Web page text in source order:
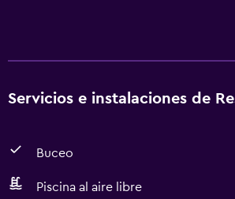
Servicios e instalaciones de
Buceo
Piscina al aire libre